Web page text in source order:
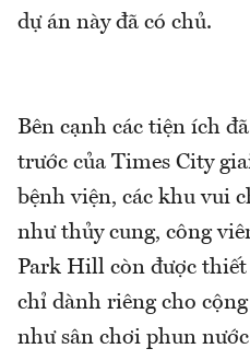
dự án này đã có chủ.
Bên cạnh các tiện ích
trước của Times City
bệnh viện, các khu vui
như thủy cung, công
Park Hill còn được
chỉ dành riêng cho
như sân chơi phun